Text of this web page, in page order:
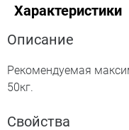
Характеристики
Описание
Рекомендуемая
50кг.
Свойства